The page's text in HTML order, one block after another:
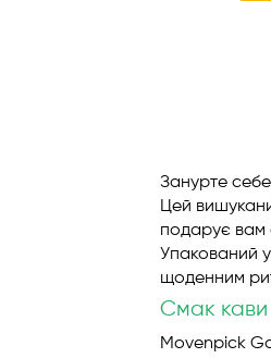
Занурте
Цей
подарує вам
Упакований
щоденним
Смак кави
Movenpick